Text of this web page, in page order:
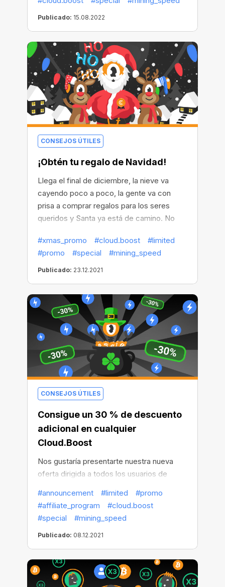
Publicado: 15.08.2022
CONSEJOS ÚTILES
¡Obtén tu regalo de Navidad!
Llega el final de diciembre, la nieve va
cayendo poco a poco, la gente va con
prisa a comprar regalos para los seres
queridos y Santa ya está de camino. No
por adelantado en sus manos y creó un
regalo para complacer a los que han
minado de forma más eficiente, más
año.
#xmas_promo #cloud.boost
#limited
#promo
#special #mining_speed
Publicado: 23.12.2021
CONSEJOS ÚTILES
Consigue un 30 % de descuento
adicional en cualquier
Cloud.Boost
Nos gustaría presentarte nuestra nueva
oferta dirigida a todos los usuarios de
descuento para todos los multiplicadores
de Cloud.Boost. Para activar el descuento,
solo tienes que seguir el enlace y obtener
cualquier incremento a nuestro precio
especial.
#announcement #limited
#promo
#affiliate_program
#cloud.boost
#special
#mining_speed
Publicado: 08.12.2021